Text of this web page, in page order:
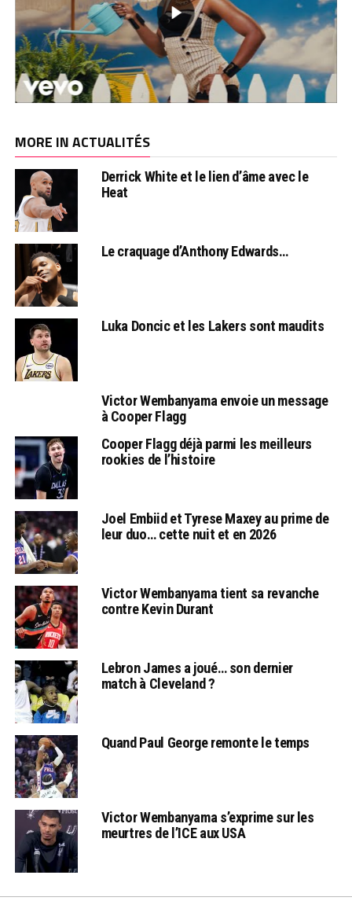
MORE IN ACTUALITÉS
Derrick White et le lien d’âme avec le
Heat
Le craquage d’Anthony Edwards…
Luka Doncic et les Lakers sont maudits
Victor Wembanyama envoie un message
à Cooper Flagg
Cooper Flagg déjà parmi les meilleurs
rookies de l’histoire
Joel Embiid et Tyrese Maxey au prime de
leur duo… cette nuit et en 2026
Victor Wembanyama tient sa revanche
contre Kevin Durant
Lebron James a joué… son dernier
match à Cleveland ?
Quand Paul George remonte le temps
Victor Wembanyama s’exprime sur les
meurtres de l’ICE aux USA